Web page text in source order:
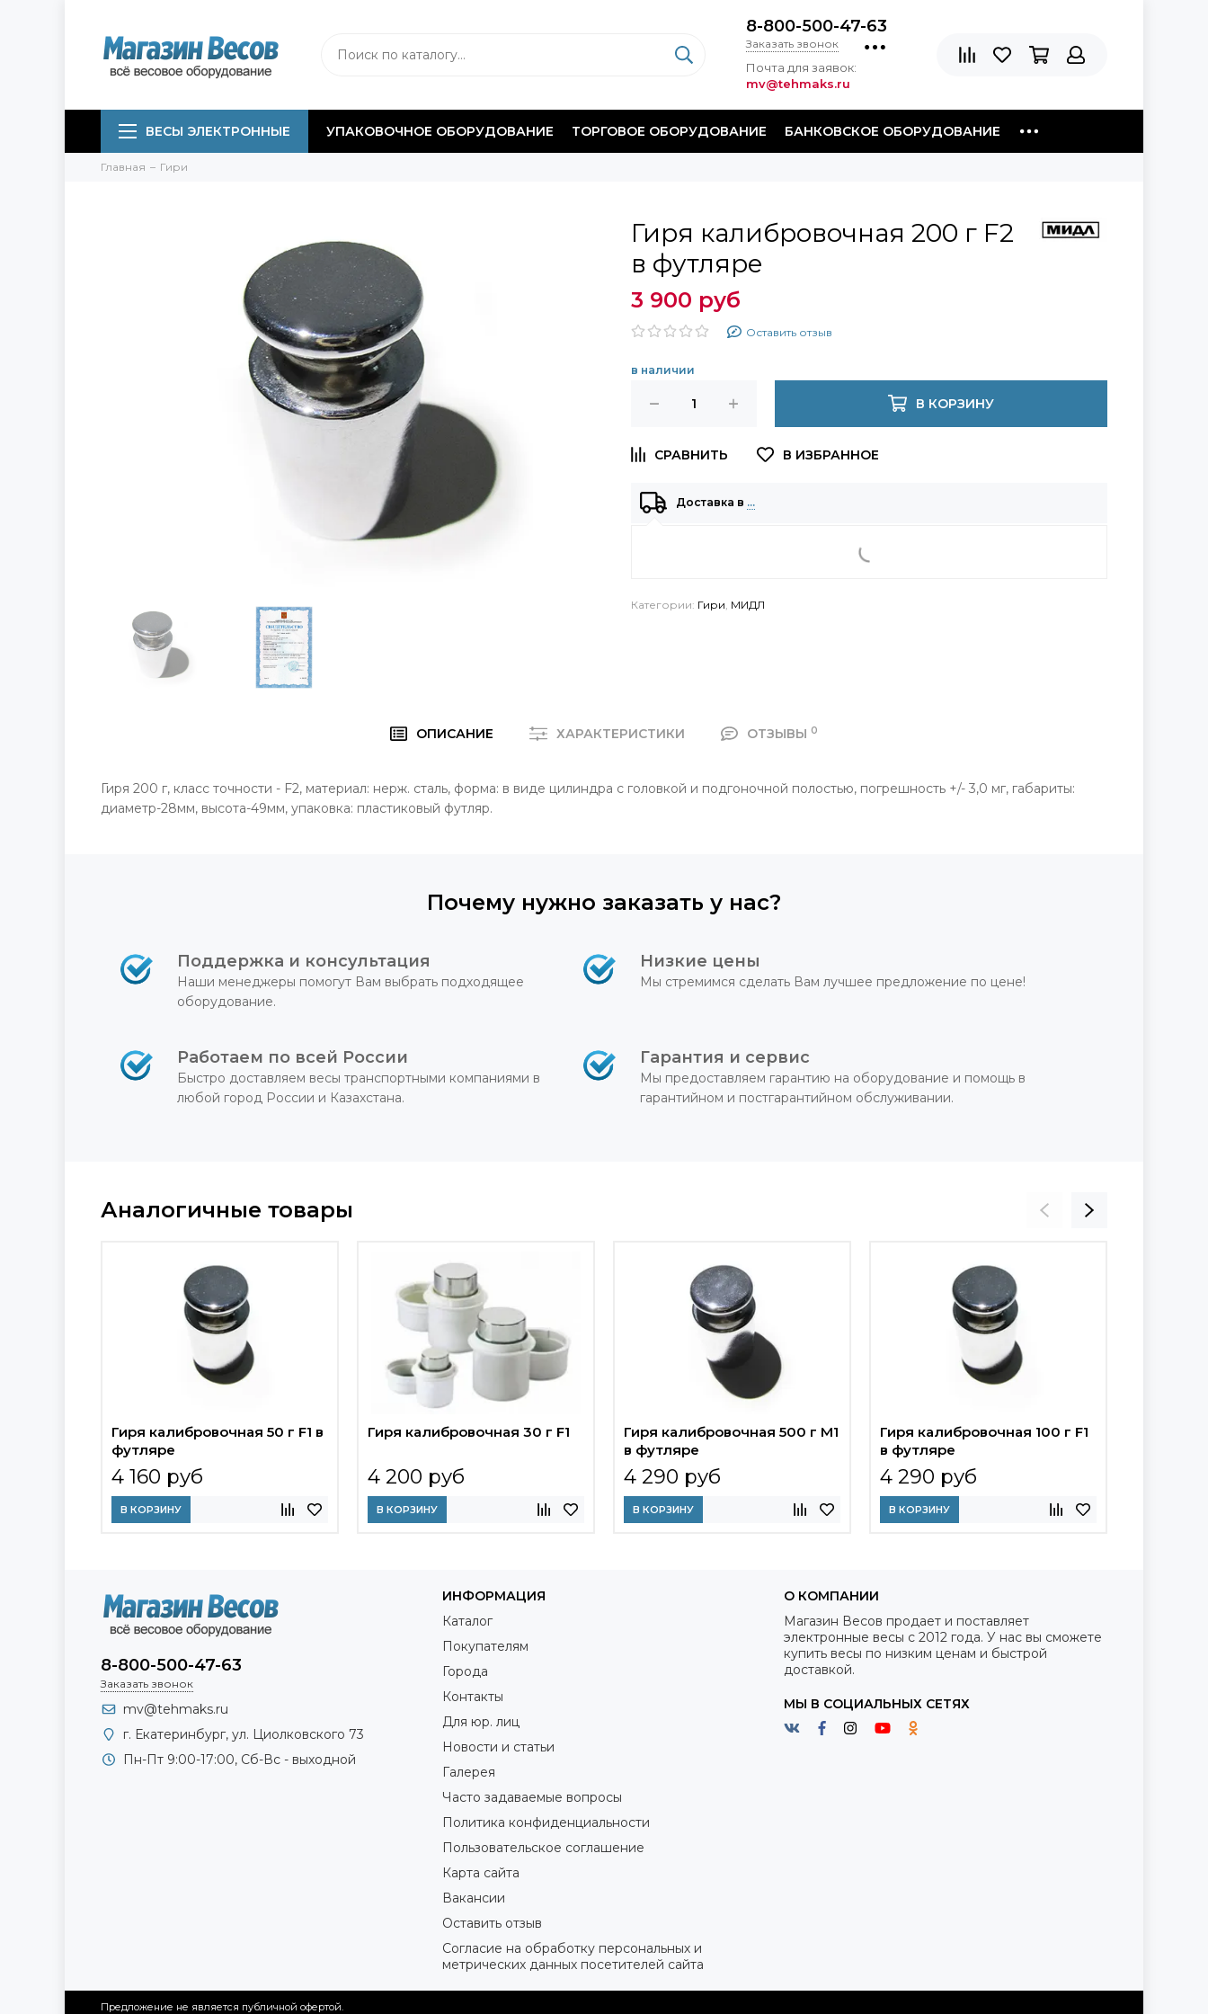
8-800-500-47-63
Заказать звонок
Почта для заявок:
mv@tehmaks.ru
ВЕСЫ ЭЛЕКТРОННЫЕ УПАКОВОЧНОЕ ОБОРУДОВАНИЕ ТОРГОВОЕ ОБОРУДОВАНИЕ БАНКОВСКОЕ ОБОРУДОВАНИЕ
Главная Гири
Гиря калибровочная 200 г F2
в футляре
3 900 руб
Оставить отзыв
в наличии
В КОРЗИНУ
Доставка в …
Категории: Гири МИДЛ
ОПИСАНИЕ ХАРАКТЕРИСТИКИ ОТЗЫВЫ 0
Гиря 200 г, класс точности - F2, материал: нерж. сталь, форма: в виде цилиндра с головкой и подгоночной полостью, погрешность +/- 3,0 мг, габариты:
диаметр-28мм, высота-49мм, упаковка: пластиковый футляр.
Почему нужно заказать у нас?
Поддержка и консультация
Наши менеджеры помогут Вам выбрать подходящее
оборудование.
Низкие цены
Мы стремимся сделать Вам лучшее предложение по цене!
Работаем по всей России
Быстро доставляем весы транспортными компаниями в
любой город России и Казахстана.
Гарантия и сервис
Мы предоставляем гарантию на оборудование и помощь в
гарантийном и постгарантийном обслуживании.
Аналогичные товары
Гиря калибровочная 50 г F1 в
футляре
4 160 руб
В КОРЗИНУ
Гиря калибровочная 30 г F1
4 200 руб
В КОРЗИНУ
Гиря калибровочная 500 г М1
в футляре
4 290 руб
В КОРЗИНУ
Гиря калибровочная 100 г F1
в футляре
4 290 руб
В КОРЗИНУ
8-800-500-47-63
Заказать звонок
mv@tehmaks.ru
г. Екатеринбург, ул. Циолковского 73
Пн-Пт 9:00-17:00, Сб-Вс - выходной
ИНФОРМАЦИЯ
Каталог
Покупателям
Города
Контакты
Для юр. лиц
Новости и статьи
Галерея
Часто задаваемые вопросы
Политика конфиденциальности
Пользовательское соглашение
Карта сайта
Вакансии
Оставить отзыв
Согласие на обработку персональных и
метрических данных посетителей сайта
О КОМПАНИИ
Магазин Весов продает и поставляет
электронные весы с 2012 года. У нас вы сможете
купить весы по низким ценам и быстрой
доставкой.
МЫ В СОЦИАЛЬНЫХ СЕТЯХ
Предложение не является публичной офертой.